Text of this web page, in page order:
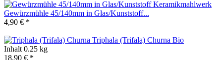
Gewürzmühle 45/140mm in Glas/Kunststoff...
4,90 € *
Triphala (Trifala) Churna Bio
Inhalt 0.25 kg
18,90 € *